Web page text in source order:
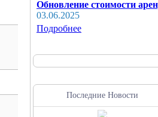
Обновление стоимости
03.06.2025
Подробнее
Последние Новости